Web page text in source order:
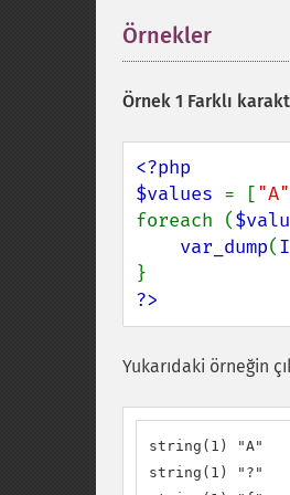
Örnekler
Örnek 1 Farklı
<?php
$values = ["A"
foreach (
var_dump(
?>
Yukarıdaki örneğin
string(1) "A"
string(1) "?"